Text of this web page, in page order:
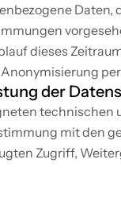
dieses
der
mit den
Zugriff,